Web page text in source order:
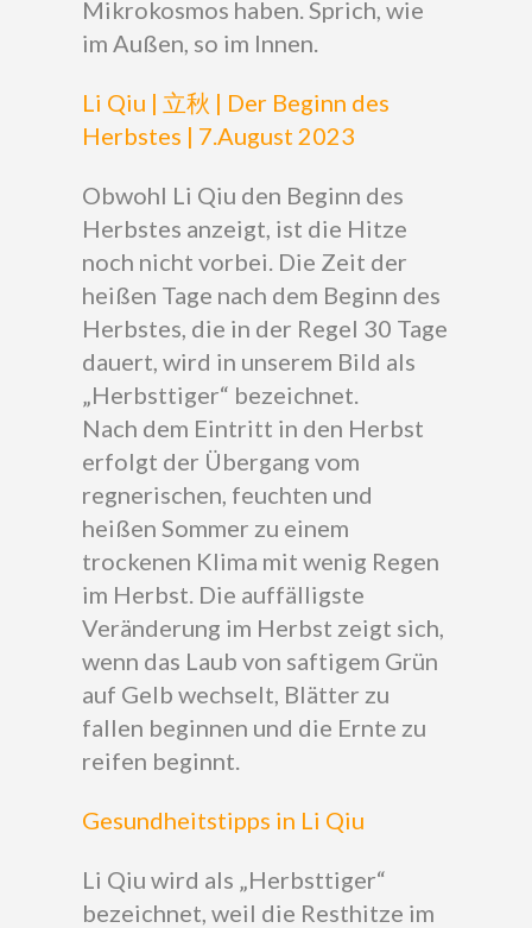
Mikrokosmos haben. Sprich, wie
im Außen, so im Innen.
Li Qiu | 立秋 | Der Beginn des
Herbstes | 7.August 2023
Obwohl Li Qiu den Beginn des
Herbstes anzeigt, ist die Hitze
noch nicht vorbei. Die Zeit der
heißen Tage nach dem Beginn des
Herbstes, die in der Regel 30 Tage
dauert, wird in unserem Bild als
„Herbsttiger“ bezeichnet.
Nach dem Eintritt in den Herbst
erfolgt der Übergang vom
regnerischen, feuchten und
heißen Sommer zu einem
trockenen Klima mit wenig Regen
im Herbst. Die auffälligste
Veränderung im Herbst zeigt sich,
wenn das Laub von saftigem Grün
auf Gelb wechselt, Blätter zu
fallen beginnen und die Ernte zu
reifen beginnt.
Gesundheitstipps in Li Qiu
Li Qiu wird als „Herbsttiger“
bezeichnet, weil die Resthitze im